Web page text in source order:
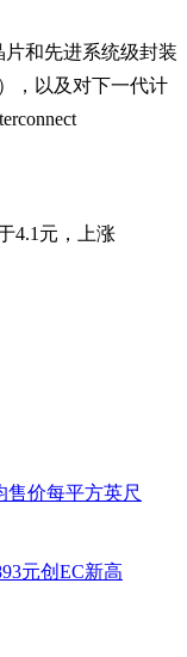
和先进系统级封装
），以及对下一代计
4.1元，上涨
售价每平方英尺
元创EC新高